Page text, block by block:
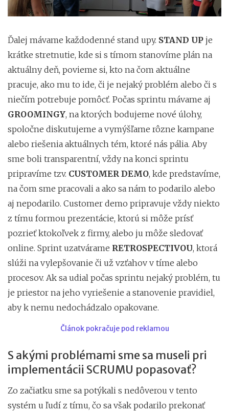
Ďalej mávame každodenné stand upy. STAND UP je
krátke stretnutie, kde si s tímom stanovíme plán na
aktuálny deň, povieme si, kto na čom aktuálne
pracuje, ako mu to ide, či je nejaký problém alebo či s
niečím potrebuje pomôcť. Počas sprintu mávame aj
GROOMINGY, na ktorých bodujeme nové úlohy,
spoločne diskutujeme a vymýšľame rôzne kampane
alebo riešenia aktuálnych tém, ktoré nás pália. Aby
sme boli transparentní, vždy na konci sprintu
pripravíme tzv. CUSTOMER DEMO, kde predstavíme,
na čom sme pracovali a ako sa nám to podarilo alebo
aj nepodarilo. Customer demo pripravuje vždy niekto
z tímu formou prezentácie, ktorú si môže prísť
pozrieť ktokoľvek z firmy, alebo ju môže sledovať
online. Sprint uzatvárame RETROSPECTIVOU, ktorá
slúži na vylepšovanie či už vzťahov v tíme alebo
procesov. Ak sa udial počas sprintu nejaký problém, tu
je priestor na jeho vyriešenie a stanovenie pravidiel,
aby k nemu nedochádzalo opakovane.
Článok pokračuje pod reklamou
S akými problémami sme sa museli pri
implementácii SCRUMU popasovať?
Zo začiatku sme sa potýkali s nedôverou v tento
systém u ľudí z tímu, čo sa však podarilo prekonať